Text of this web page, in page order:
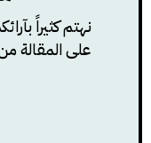
نهتم كثيراً
على المقالة